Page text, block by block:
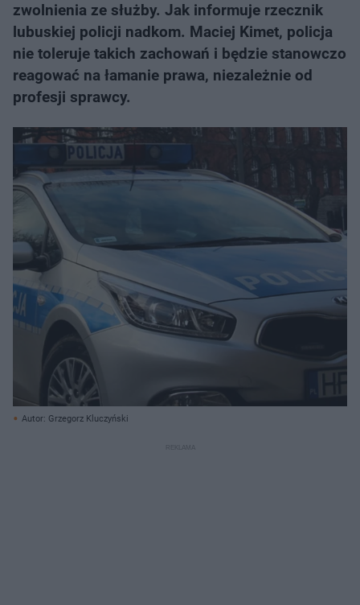
zwolnienia ze służby. Jak informuje rzecznik
lubuskiej policji nadkom. Maciej Kimet, policja
nie toleruje takich zachowań i będzie stanowczo
reagować na łamanie prawa, niezależnie od
profesji sprawcy.
Autor: Grzegorz Kluczyński